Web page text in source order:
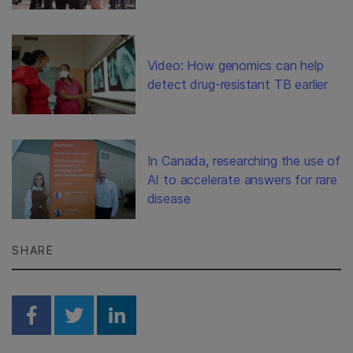
Video: How genomics can help
detect drug-resistant TB earlier
In Canada, researching the use of
AI to accelerate answers for rare
disease
SHARE
Share on Facebook
Share on Twitter
Share on Linkedin